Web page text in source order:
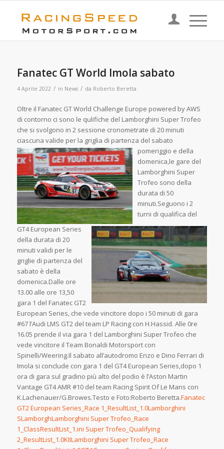
Fanatec GT World Imola sabato
4 Aprile 2022 / in News / da Roberto Beretta
Oltre il Fanatec GT World Challenge Europe powered by AWS
di contorno ci sono le qulifiche del Lamborghini Super Trofeo
che si svolgono in 2 sessione cronometrate di 20 minuti
ciascuna valide per la griglia di partenza del sabato
pomeriggio e della
domenica,le gare del
Lamborghini Super
Trofeo sono della
durata di 50
minuti.Seguono i 2
turni di qualifica del
GT4 European Series
della durata di 20
minuti validi per le
griglie di partenza del
sabato è della
domenica.Dalle ore
13.00 alle ore 13,50
gara 1 del Fanatec GT2
European Series, che vede vincitore dopo i 50 minuti di gara
#67 l’Audi LMS GT2 del team LP Racing con H.Hassid. Alle 0re
16.05 prende il via gara 1 del Lamborghini Super Trofeo che
vede vincitore il Team Bonaldi Motorsport con
Spinelli/Weering.Il sabato all’autodromo Enzo e Dino Ferrari di
Imola si conclude con gara 1 del GT4 European Series,dopo 1
ora di gara sul gradino più alto del podio è l’Aston Martin
Vantage GT4 AMR #10 del team Racing Spirit Of Le Mans con
K.Lachenauer/G.Browes.Testo e Foto:Roberto Beretta.Fanatec
GT2 European Series_Race 1_ResultList_1.0Lamborghini
SLamborghLamborghini Super Trofeo_Race
1_ClassResultList_1.ini Super Trofeo_Qualifying
2_ResultList_1.0KIILamborghini Super Trofeo_Race